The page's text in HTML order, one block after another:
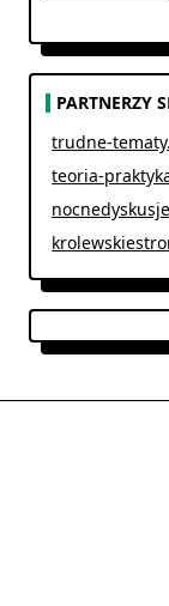
PARTNERZY
trudne-
teoria-